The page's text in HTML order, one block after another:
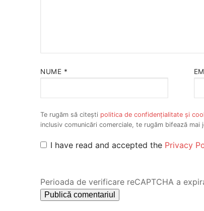
NUME *
Te rugăm să citești politica de confidențialitate și
inclusiv comunicări comerciale, te rugăm bifează mai
I have read and accepted the Privacy
Perioada de verificare reCAPTCHA a